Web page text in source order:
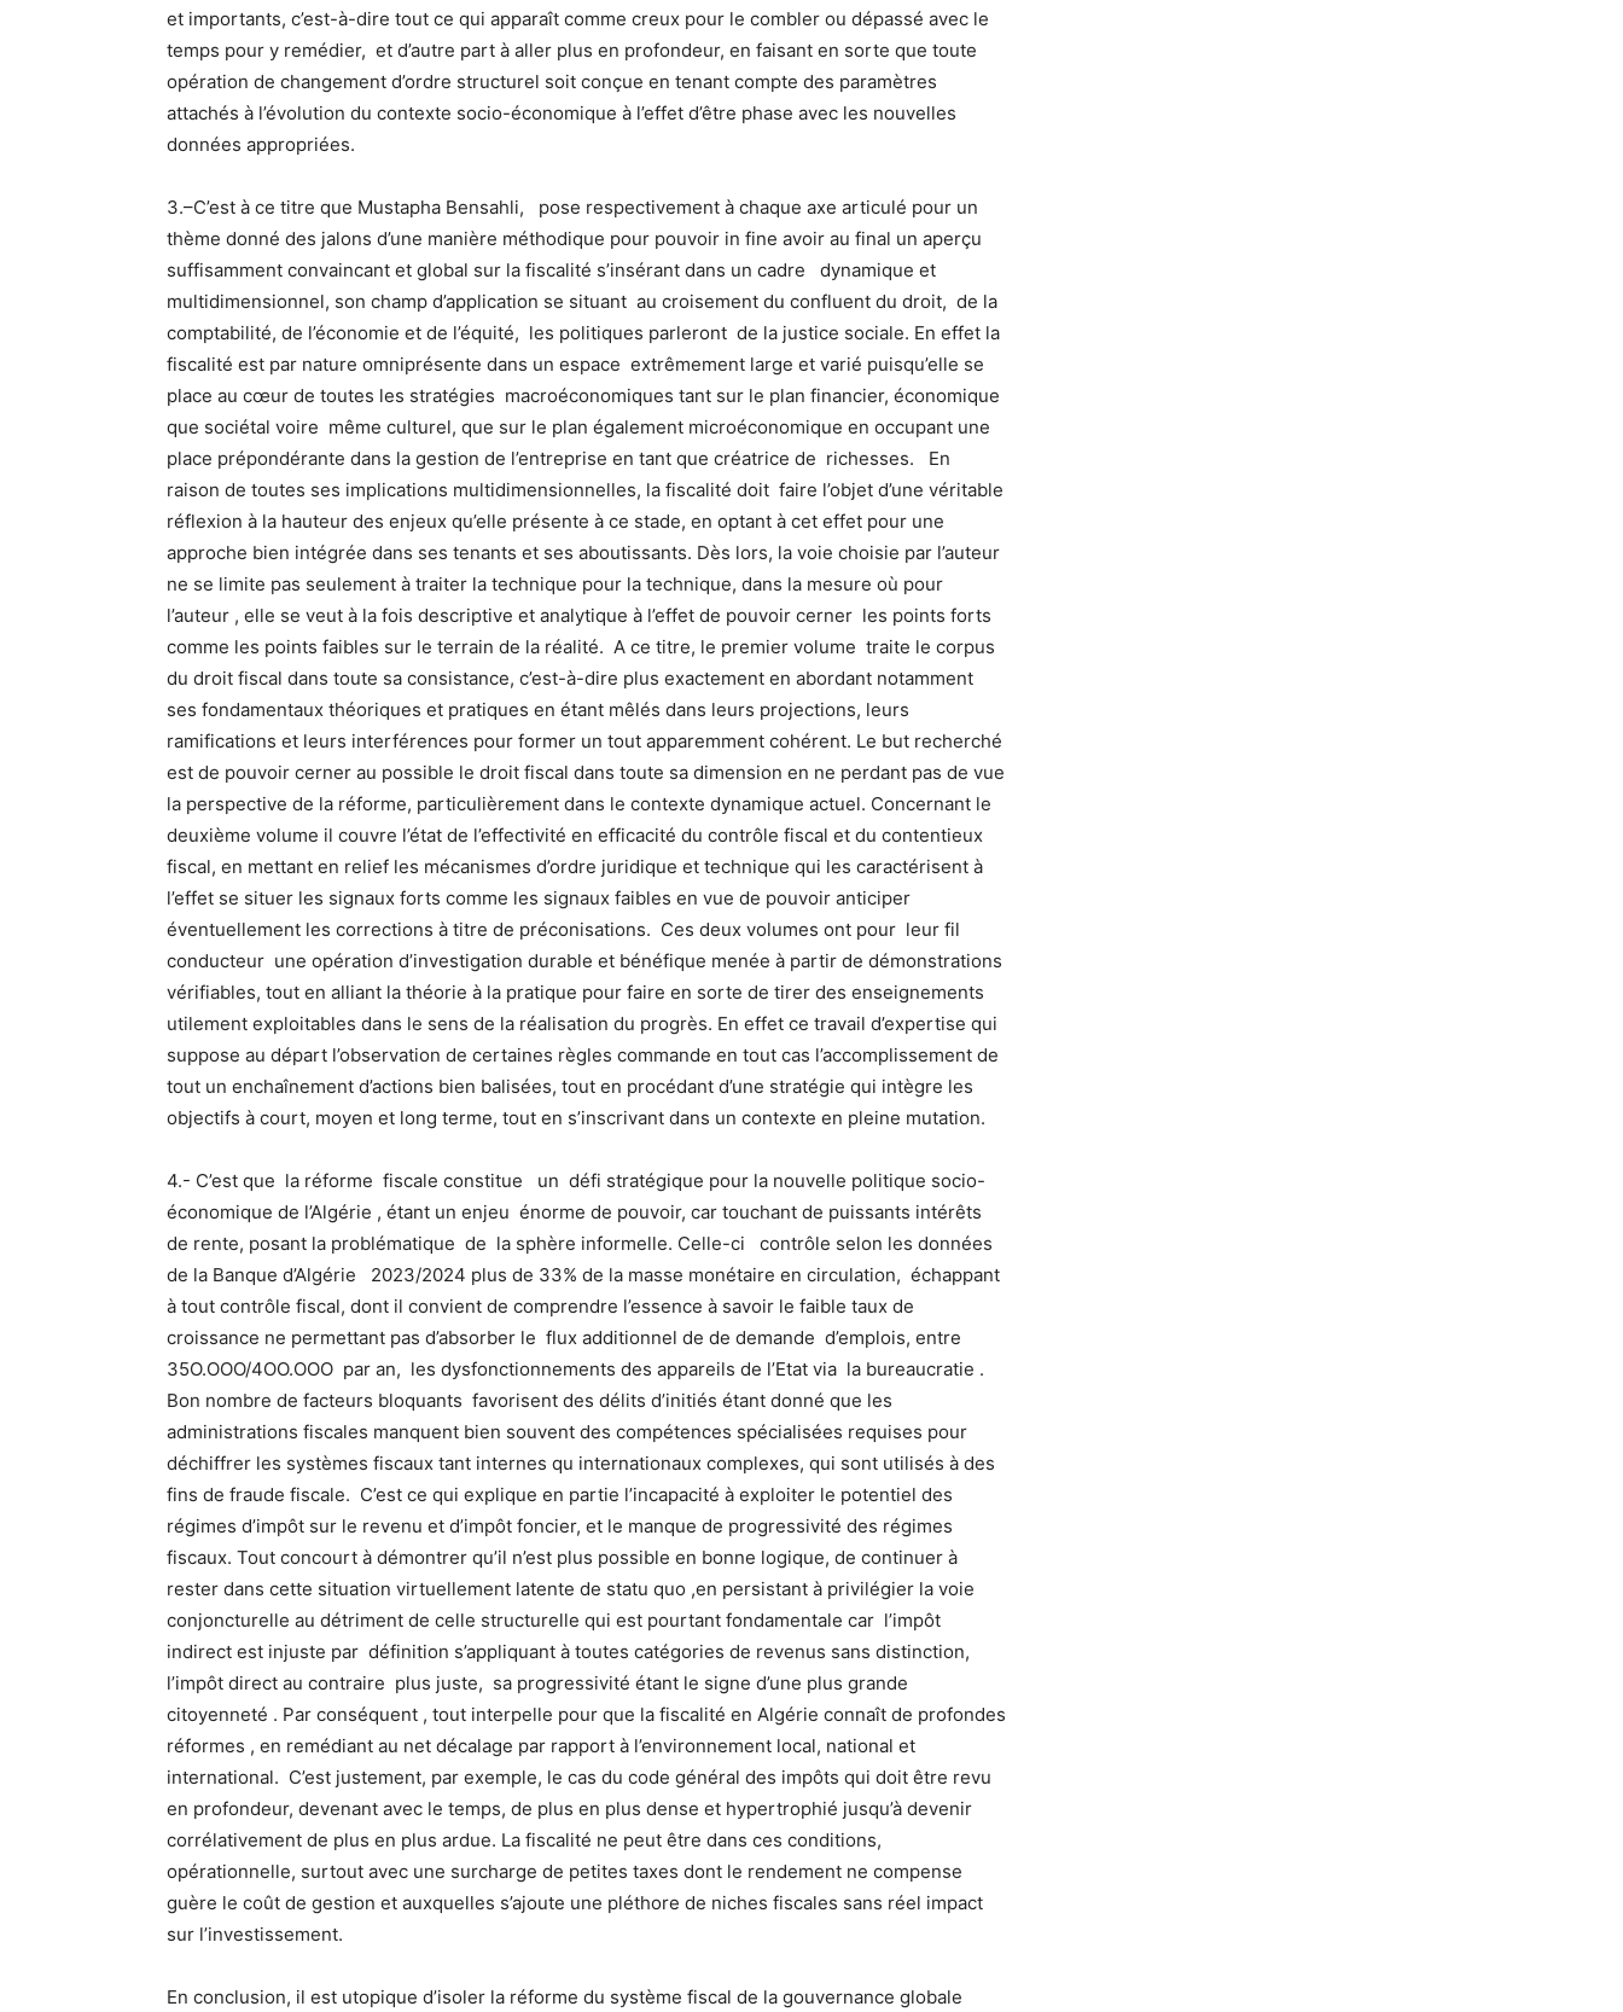
et importants, c’est-à-dire tout ce qui apparaît comme creux pour le combler ou dépassé avec le
temps pour y remédier, et d’autre part à aller plus en profondeur, en faisant en sorte que toute
opération de changement d’ordre structurel soit conçue en tenant compte des paramètres
attachés à l’évolution du contexte socio-économique à l’effet d’être phase avec les nouvelles
données appropriées.
3.–C’est à ce titre que Mustapha Bensahli, pose respectivement à chaque axe articulé pour un
thème donné des jalons d’une manière méthodique pour pouvoir in fine avoir au final un aperçu
suffisamment convaincant et global sur la fiscalité s’insérant dans un cadre dynamique et
multidimensionnel, son champ d’application se situant au croisement du confluent du droit, de la
comptabilité, de l’économie et de l’équité, les politiques parleront de la justice sociale. En effet la
fiscalité est par nature omniprésente dans un espace extrêmement large et varié puisqu’elle se
place au cœur de toutes les stratégies macroéconomiques tant sur le plan financier, économique
que sociétal voire même culturel, que sur le plan également microéconomique en occupant une
place prépondérante dans la gestion de l’entreprise en tant que créatrice de richesses. En
raison de toutes ses implications multidimensionnelles, la fiscalité doit faire l’objet d’une véritable
réflexion à la hauteur des enjeux qu’elle présente à ce stade, en optant à cet effet pour une
approche bien intégrée dans ses tenants et ses aboutissants. Dès lors, la voie choisie par l’auteur
ne se limite pas seulement à traiter la technique pour la technique, dans la mesure où pour
l’auteur , elle se veut à la fois descriptive et analytique à l’effet de pouvoir cerner les points forts
comme les points faibles sur le terrain de la réalité. A ce titre, le premier volume traite le corpus
du droit fiscal dans toute sa consistance, c’est-à-dire plus exactement en abordant notamment
ses fondamentaux théoriques et pratiques en étant mêlés dans leurs projections, leurs
ramifications et leurs interférences pour former un tout apparemment cohérent. Le but recherché
est de pouvoir cerner au possible le droit fiscal dans toute sa dimension en ne perdant pas de vue
la perspective de la réforme, particulièrement dans le contexte dynamique actuel. Concernant le
deuxième volume il couvre l’état de l’effectivité en efficacité du contrôle fiscal et du contentieux
fiscal, en mettant en relief les mécanismes d’ordre juridique et technique qui les caractérisent à
l’effet se situer les signaux forts comme les signaux faibles en vue de pouvoir anticiper
éventuellement les corrections à titre de préconisations. Ces deux volumes ont pour leur fil
conducteur une opération d’investigation durable et bénéfique menée à partir de démonstrations
vérifiables, tout en alliant la théorie à la pratique pour faire en sorte de tirer des enseignements
utilement exploitables dans le sens de la réalisation du progrès. En effet ce travail d’expertise qui
suppose au départ l’observation de certaines règles commande en tout cas l’accomplissement de
tout un enchaînement d’actions bien balisées, tout en procédant d’une stratégie qui intègre les
objectifs à court, moyen et long terme, tout en s’inscrivant dans un contexte en pleine mutation.
4.- C’est que la réforme fiscale constitue un défi stratégique pour la nouvelle politique socio-
économique de l’Algérie , étant un enjeu énorme de pouvoir, car touchant de puissants intérêts
de rente, posant la problématique de la sphère informelle. Celle-ci contrôle selon les données
de la Banque d’Algérie 2023/2024 plus de 33% de la masse monétaire en circulation, échappant
à tout contrôle fiscal, dont il convient de comprendre l’essence à savoir le faible taux de
croissance ne permettant pas d’absorber le flux additionnel de de demande d’emplois, entre
35O.OOO/4OO.OOO par an, les dysfonctionnements des appareils de l’Etat via la bureaucratie .
Bon nombre de facteurs bloquants favorisent des délits d’initiés étant donné que les
administrations fiscales manquent bien souvent des compétences spécialisées requises pour
déchiffrer les systèmes fiscaux tant internes qu internationaux complexes, qui sont utilisés à des
fins de fraude fiscale. C’est ce qui explique en partie l’incapacité à exploiter le potentiel des
régimes d’impôt sur le revenu et d’impôt foncier, et le manque de progressivité des régimes
fiscaux. Tout concourt à démontrer qu’il n’est plus possible en bonne logique, de continuer à
rester dans cette situation virtuellement latente de statu quo ,en persistant à privilégier la voie
conjoncturelle au détriment de celle structurelle qui est pourtant fondamentale car l’impôt
indirect est injuste par définition s’appliquant à toutes catégories de revenus sans distinction,
l’impôt direct au contraire plus juste, sa progressivité étant le signe d’une plus grande
citoyenneté . Par conséquent , tout interpelle pour que la fiscalité en Algérie connaît de profondes
réformes , en remédiant au net décalage par rapport à l’environnement local, national et
international. C’est justement, par exemple, le cas du code général des impôts qui doit être revu
en profondeur, devenant avec le temps, de plus en plus dense et hypertrophié jusqu’à devenir
corrélativement de plus en plus ardue. La fiscalité ne peut être dans ces conditions,
opérationnelle, surtout avec une surcharge de petites taxes dont le rendement ne compense
guère le coût de gestion et auxquelles s’ajoute une pléthore de niches fiscales sans réel impact
sur l’investissement.
En conclusion, il est utopique d’isoler la réforme du système fiscal de la gouvernance globale